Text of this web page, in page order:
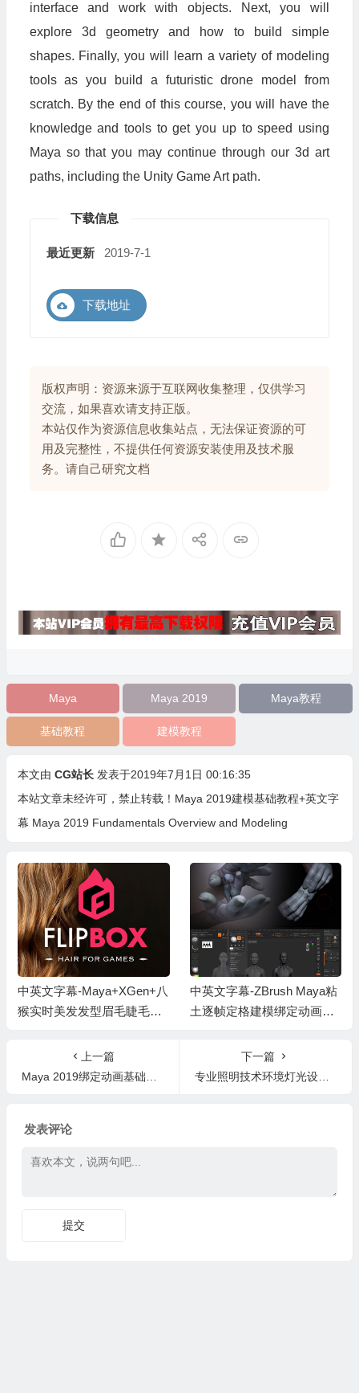
interface and work with objects. Next, you will
explore 3d geometry and how to build simple
shapes. Finally, you will learn a variety of modeling
tools as you build a futuristic drone model from
scratch. By the end of this course, you will have the
knowledge and tools to get you up to speed using
Maya so that you may continue through our 3d art
paths, including the Unity Game Art path.
下载信息
最近更新 2019-7-1
下载地址
版权声明：资源来源于互联网收集整理，仅供学习
交流，如果喜欢请支持正版。
本站仅作为资源信息收集站点，无法保证资源的可
用及完整性，不提供任何资源安装使用及技术服
务。请自己研究文档
Maya Maya 2019 Maya教程
基础教程 建模教程
本文由 CG站长 发表于2019年7月1日 00:16:35
本站文章未经许可，禁止转载！ Maya 2019建模基础教程+英文字
幕 Maya 2019 Fundamentals Overview and Modeling
中英文字幕-Maya+XGen+八
猴实时美发发型眉毛睫毛制
中英文字幕-ZBrush Maya粘
土逐帧定格建模绑定动画渲
上一篇
Maya 2019绑定动画基础教程+英文字幕Maya 2019 Fundamentals Rigging and Animation
下一篇
专业照明技术环境灯光设置技巧C4D教程
发表评论